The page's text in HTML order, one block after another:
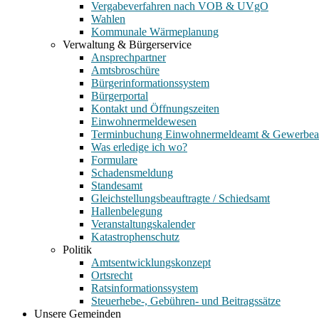
Vergabeverfahren nach VOB & UVgO
Wahlen
Kommunale Wärmeplanung
Verwaltung & Bürgerservice
Ansprechpartner
Amtsbroschüre
Bürgerinformationssystem
Bürgerportal
Kontakt und Öffnungszeiten
Einwohnermeldewesen
Terminbuchung Einwohnermeldeamt &
Was erledige ich wo?
Formulare
Schadensmeldung
Standesamt
Gleichstellungsbeauftragte / Schiedsamt
Hallenbelegung
Veranstaltungskalender
Katastrophenschutz
Politik
Amtsentwicklungskonzept
Ortsrecht
Ratsinformationssystem
Steuerhebe-, Gebühren- und Beitragssätze
Unsere Gemeinden